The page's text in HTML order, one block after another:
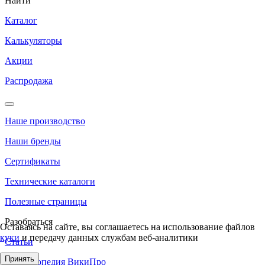
Каталог
Калькуляторы
Акции
Распродажа
Наше производство
Наши бренды
Сертификаты
Технические каталоги
Полезные страницы
Разобраться
Статьи
Энциклопедия ВикиПро
Оставаясь на сайте, вы соглашаетесь на использование файлов
куки и передачу данных службам веб-аналитики
Принять